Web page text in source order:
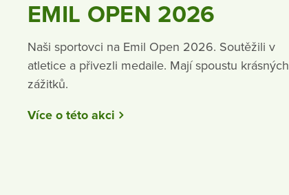
EMIL OPEN 2026
Naši sportovci na Emil Open 2026. Soutěžili v
atletice a přivezli medaile. Mají spoustu krásných
zážitků.
Více o této akci